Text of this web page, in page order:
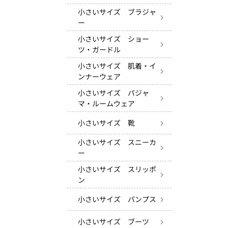
小さいサイズ ブラジャ
ー
小さいサイズ ショー
ツ・ガードル
小さいサイズ 肌着・イ
ンナーウェア
小さいサイズ パジャ
マ・ルームウェア
小さいサイズ 靴
小さいサイズ スニーカ
ー
小さいサイズ スリッポ
ン
小さいサイズ パンプス
小さいサイズ ブーツ